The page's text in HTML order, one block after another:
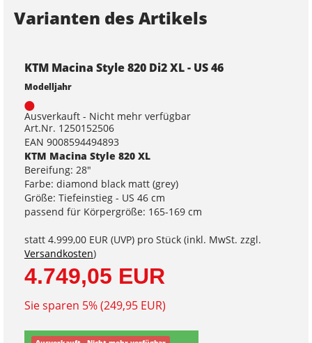
Varianten des Artikels
KTM Macina Style 820 Di2 XL - US 46
Modelljahr
Ausverkauft - Nicht mehr verfügbar
Art.Nr. 1250152506
EAN 9008594494893
KTM Macina Style 820 XL
Bereifung: 28"
Farbe: diamond black matt (grey)
Größe: Tiefeinstieg - US 46 cm
passend für Körpergröße: 165-169 cm
statt 4.999,00 EUR (UVP) pro Stück (inkl. MwSt. zzgl.
Versandkosten)
4.749,05 EUR
Sie sparen 5% (249,95 EUR)